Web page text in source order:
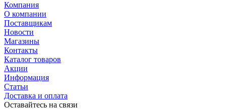
Компания
О компании
Поставщикам
Новости
Магазины
Контакты
Каталог товаров
Акции
Информация
Статьи
Доставка и оплата
Оставайтесь на связи